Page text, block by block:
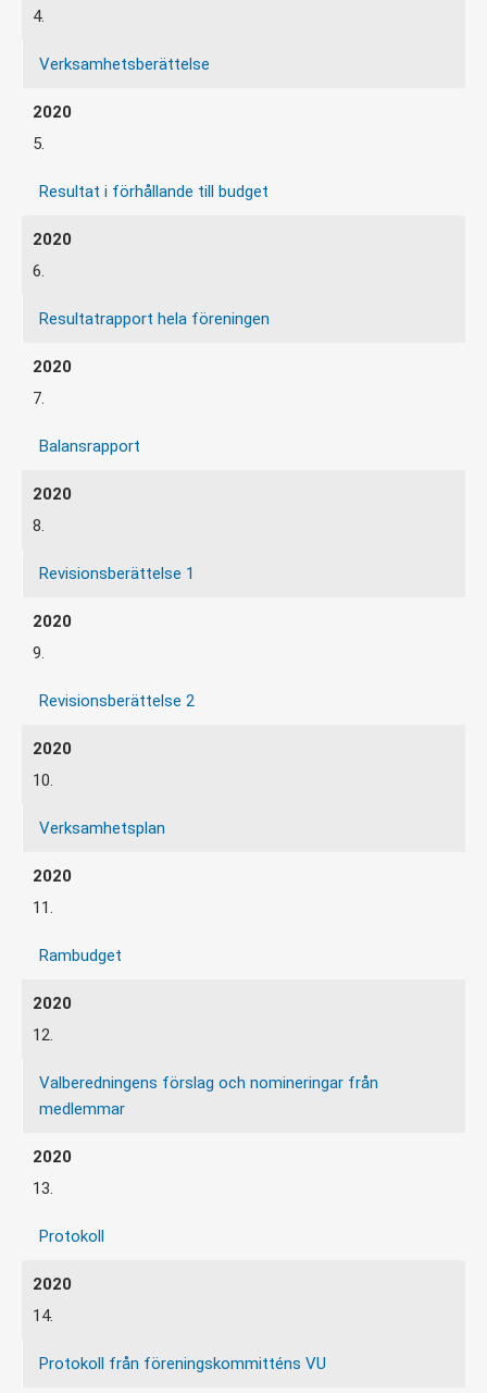
4.
Verksamhetsberättelse
5.
Resultat i förhållande till budget
6.
Resultatrapport hela föreningen
7.
Balansrapport
8.
Revisionsberättelse 1
9.
Revisionsberättelse 2
10.
Verksamhetsplan
11.
Rambudget
12.
Valberedningens förslag och nomineringar från
medlemmar
13.
Protokoll
14.
Protokoll från föreningskommitténs VU